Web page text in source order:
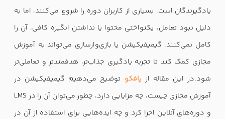
یادگیرندگان است. بسیاری از کاربران دوره را شروع می‌کنند، اما به
دلیل نبود تعامل، یکنواختی محتوا یا نداشتن انگیزه کافی، آن را
کامل نمی‌کنند. گیمیفیکیشن یا بازی‌وارسازی می‌تواند به آموزش
مجازی کمک کند تا تجربه یادگیری جذاب‌تر، هدفمندتر و تعاملی‌تر
شود.در این مقاله ازپافکو توضیح می‌دهیم گیمیفیکیشن در
آموزش مجازی چیست، چه مزایایی دارد، چطور می‌توان آن را در LMS
و دوره‌های آنلاین اجرا کرد و چه ایده‌هایی برای استفاده از آن در